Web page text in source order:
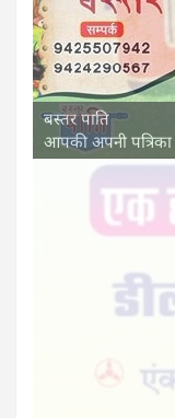
बस्तर पाति
आपकी अपनी पत्रिका